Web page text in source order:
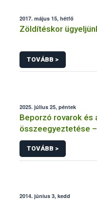
2017. május 15, hétfő
Zöldítéskor
TOVÁBB >
2025. július 25, péntek
Beporzó rovarok és
összeegyeztetése
TOVÁBB >
2014. június 3, kedd